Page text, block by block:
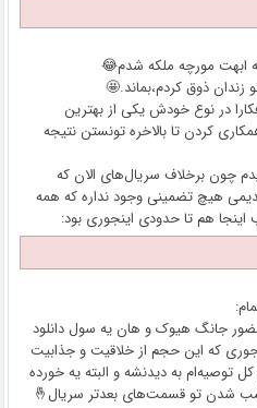
ابهت مورچه ملکه شدم😂
ذوق کردم،بماند.🤩
در نوع خودش یکی از بهترین
کردن تا بالاخره تونستن نتیجه
چون برخلاف سریال‌های الان که
هیچ تضمینی وجود نداره که همه
هم تا حدودی اینجوری بود:
جانگ هیوک و هان یه سول دانلود
که این حجم از خلاقیت و جذابیت
نداشتم.در کل توصیه‌ام به دیدنشه و البته یه خورده
شدن تو قسمت‌های بعدتر سریال🤞